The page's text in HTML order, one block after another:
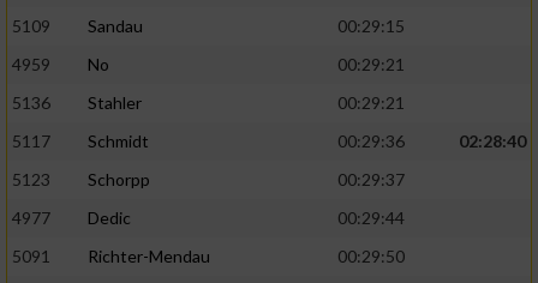
5109
Sandau
00:29:15
4959
No
00:29:21
5136
Stahler
00:29:21
5117
Schmidt 00:29:36
02:28:40
5123
Schorpp
00:29:37
4977
Dedic
00:29:44
5091
Richter-Mendau
00:29:50